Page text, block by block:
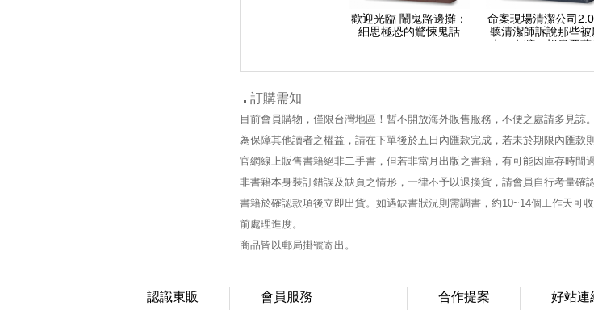
歡迎光臨 鬧鬼路邊攤：
細思極恐的驚悚鬼話
命案現場清潔公司2.0
聽清潔師訴說那些被
水、血跡、蛆蟲覆蓋
訂購需知
目前會員購物，僅限台灣地區！暫不開放海外販售服務，不便之處請多見諒。
為保障其他讀者之權益，請在下單後於五日內匯款完成，若未於期限內匯款
官網線上販售書籍絕非二手書，但若非當月出版之書籍，有可能因庫存時間
非書籍本身裝訂錯誤及缺頁之情形，一律不予以退換貨，請會員自行考量確
書籍於確認款項後立即出貨。如遇缺書狀況則需調書，約10~14個工作天可
前處理進度。
商品皆以郵局掛號寄出。
認識東販 會員服務 合作提案 好站連